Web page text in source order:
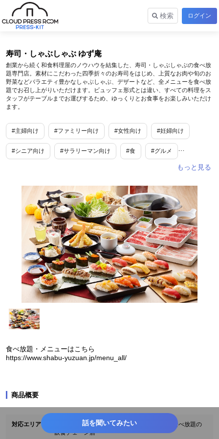
検索 ログイン
寿司・しゃぶしゃぶ ゆず庵
創業から続く和食料理屋のノウハウを結集した、寿司・しゃぶしゃぶの食べ放
題専門店。素材にこだわった四季折々のお寿司をはじめ、上質なお肉や旬のお
野菜などバラエティ豊かなしゃぶしゃぶ、デザートなど、全メニューを食べ放
題でお召し上がりいただけます。ビュッフェ形式とは違い、すべての料理をス
タッフがテーブルまでお運びするため、ゆっくりとお食事をお楽しみいただけ
ます。
#主婦向け #ファミリー向け #女性向け #妊婦向け
#シニア向け #サラリーマン向け #食 #グルメ
食べ放題・メニューはこちら
https://www.shabu-yuzuan.jp/menu_all/
商品概要
対応エリア
国内94店舗を展開する、寿司・しゃぶしゃぶ食べ放題の
飲食チェーン店
話を聞いてみたい